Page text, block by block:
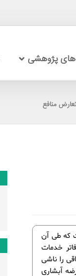
پژوهشی
منافع
که طی آن
خدمات
را ناشی
آبشاری